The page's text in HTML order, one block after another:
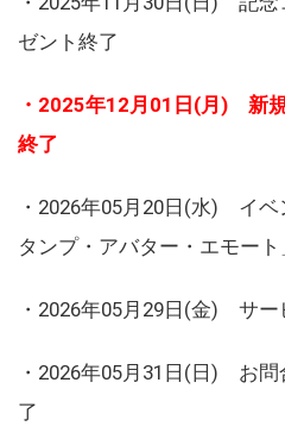
ゼント終了
・2025年12月01日(月) 新
終了
・2026年05月20日(水) イベ
タンプ・アバター・エモー
・2026年05月29日(金) サー
・2026年05月31日(日) お
了